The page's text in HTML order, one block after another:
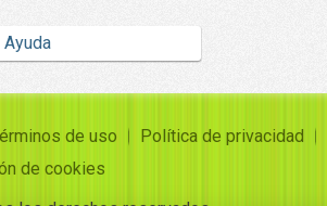
Ayuda
de uso Política de privacidad
de cookies